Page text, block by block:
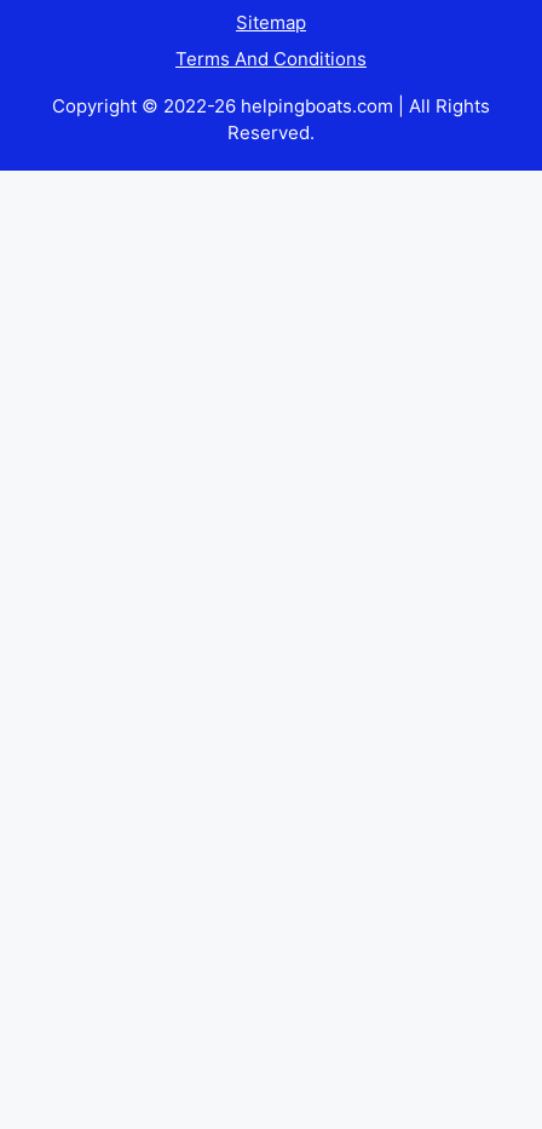
Sitemap
Terms And Conditions
Copyright © 2022-26 helpingboats.com | All Rights
Reserved.